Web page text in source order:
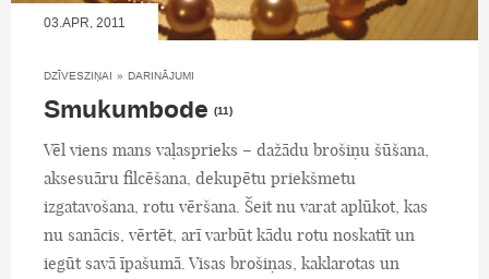
03.APR, 2011
DZĪVESZIŅAI » DARINĀJUMI
Smukumbode (11)
Vēl viens mans vaļasprieks – dažādu brošiņu šūšana,
aksesuāru filcēšana, dekupētu priekšmetu
izgatavošana, rotu vēršana. Šeit nu varat aplūkot, kas
nu sanācis, vērtēt, arī varbūt kādu rotu noskatīt un
iegūt savā īpašumā. Visas brošiņas, kaklarotas un